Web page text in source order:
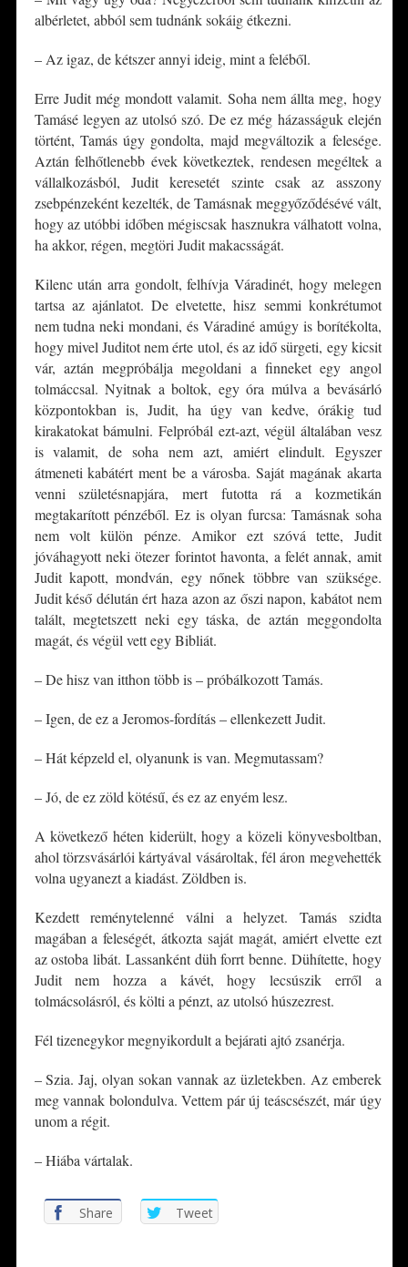
albérletet, abból sem tudnánk sokáig étkezni.
– Az igaz, de kétszer annyi ideig, mint a feléből.
Erre Judit még mondott valamit. Soha nem állta meg, hogy
Tamásé legyen az utolsó szó. De ez még házasságuk elején
történt, Tamás úgy gondolta, majd megváltozik a felesége.
Aztán felhőtlenebb évek következtek, rendesen megéltek a
vállalkozásból, Judit keresetét szinte csak az asszony
zsebpénzeként kezelték, de Tamásnak meggyőződésévé vált,
hogy az utóbbi időben mégiscsak hasznukra válhatott volna,
ha akkor, régen, megtöri Judit makacsságát.
Kilenc után arra gondolt, felhívja Váradinét, hogy melegen
tartsa az ajánlatot. De elvetette, hisz semmi konkrétumot
nem tudna neki mondani, és Váradiné amúgy is borítékolta,
hogy mivel Juditot nem érte utol, és az idő sürgeti, egy kicsit
vár, aztán megpróbálja megoldani a finneket egy angol
tolmáccsal. Nyitnak a boltok, egy óra múlva a bevásárló
központokban is, Judit, ha úgy van kedve, órákig tud
kirakatokat bámulni. Felpróbál ezt-azt, végül általában vesz
is valamit, de soha nem azt, amiért elindult. Egyszer
átmeneti kabátért ment be a városba. Saját magának akarta
venni születésnapjára, mert futotta rá a kozmetikán
megtakarított pénzéből. Ez is olyan furcsa: Tamásnak soha
nem volt külön pénze. Amikor ezt szóvá tette, Judit
jóváhagyott neki ötezer forintot havonta, a felét annak, amit
Judit kapott, mondván, egy nőnek többre van szüksége.
Judit késő délután ért haza azon az őszi napon, kabátot nem
talált, megtetszett neki egy táska, de aztán meggondolta
magát, és végül vett egy Bibliát.
– De hisz van itthon több is – próbálkozott Tamás.
– Igen, de ez a Jeromos-fordítás – ellenkezett Judit.
– Hát képzeld el, olyanunk is van. Megmutassam?
– Jó, de ez zöld kötésű, és ez az enyém lesz.
A következő héten kiderült, hogy a közeli könyvesboltban,
ahol törzsvásárlói kártyával vásároltak, fél áron megvehették
volna ugyanezt a kiadást. Zöldben is.
Kezdett reménytelenné válni a helyzet. Tamás szidta
magában a feleségét, átkozta saját magát, amiért elvette ezt
az ostoba libát. Lassanként düh forrt benne. Dühítette, hogy
Judit nem hozza a kávét, hogy lecsúszik erről a
tolmácsolásról, és költi a pénzt, az utolsó húszezrest.
Fél tizenegykor megnyikordult a bejárati ajtó zsanérja.
– Szia. Jaj, olyan sokan vannak az üzletekben. Az emberek
meg vannak bolondulva. Vettem pár új teáscsészét, már úgy
unom a régit.
– Hiába vártalak.
Share Tweet